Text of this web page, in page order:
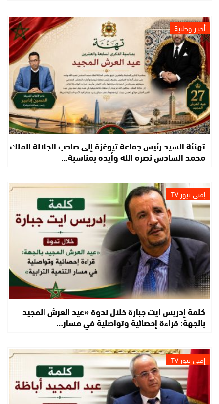
أخبار وطنية
تهنئة السيد رئيس جماعة تيوغزة إلى صاحب الجلالة الملك
محمد السادس نصره الله وأيده بمناسبة…
إفني نيوز TV
كلمة إدريس ايت جبارة خلال ندوة «عيد العرش المجيد
بالجهة: قراءة إحصائية وتواصلية في مسار…
إفني نيوز TV